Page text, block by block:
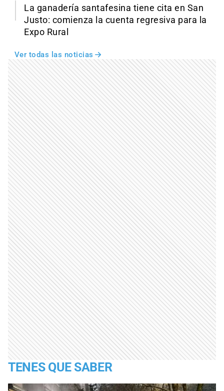
La ganadería santafesina tiene cita en San
Justo: comienza la cuenta regresiva para la
Expo Rural
Ver todas las noticias
TENES QUE SABER